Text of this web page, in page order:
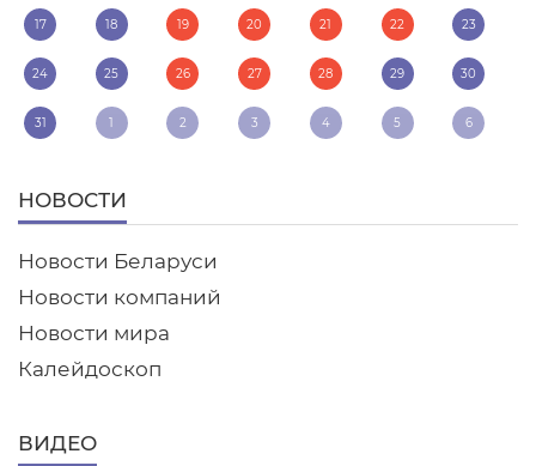
17 18 19 20 21 22 23
24 25 26 27 28 29 30
31 1 2 3 4 5 6
НОВОСТИ
Новости Беларуси
Новости компаний
Новости мира
Калейдоскоп
ВИДЕО